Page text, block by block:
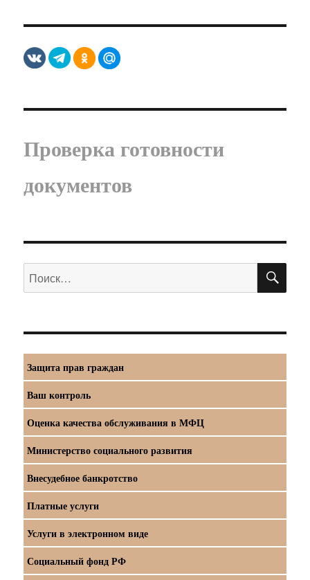
Проверка готовности
документов
Искать:
Защита прав граждан
Ваш контроль
Оценка качества обслуживания в МФЦ
Министерство социального развития
Внесудебное банкротство
Платные услуги
Услуги в электронном виде
Социальный фонд РФ